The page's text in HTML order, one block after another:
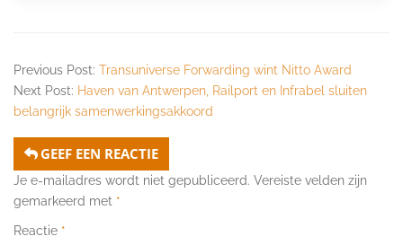
Previous Post: Transuniverse Forwarding wint Nitto Award
Next Post: Haven van Antwerpen, Railport en Infrabel sluiten
belangrijk samenwerkingsakkoord
GEEF EEN REACTIE
Je e-mailadres wordt niet gepubliceerd. Vereiste velden zijn
gemarkeerd met *
Reactie *